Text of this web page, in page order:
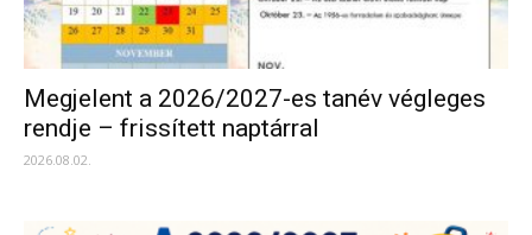
Megjelent a 2026/2027-es tanév végleges
rendje – frissített naptárral
2026.08.02.